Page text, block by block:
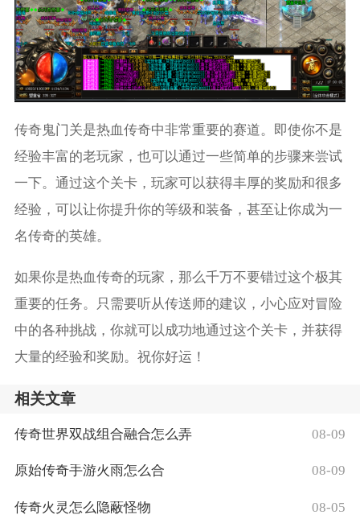
传奇鬼门关是热血传奇中非常重要的赛道。即使你不是
经验丰富的老玩家，也可以通过一些简单的步骤来尝试
一下。通过这个关卡，玩家可以获得丰厚的奖励和很多
经验，可以让你提升你的等级和装备，甚至让你成为一
名传奇的英雄。
如果你是热血传奇的玩家，那么千万不要错过这个极其
重要的任务。只需要听从传送师的建议，小心应对冒险
中的各种挑战，你就可以成功地通过这个关卡，并获得
大量的经验和奖励。祝你好运！
相关文章
传奇世界双战组合融合怎么弄 08-09
原始传奇手游火雨怎么合 08-09
传奇火灵怎么隐蔽怪物 08-05